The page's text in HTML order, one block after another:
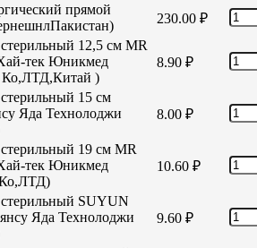
прямой
230.00 ₽
12,5 см MR
тек Юникмед
)
8.90 ₽
15 см
Яда Технолоджи
8.00 ₽
19 см MR
тек Юникмед
10.60 ₽
SUYUN
Яда Технолоджи
9.60 ₽